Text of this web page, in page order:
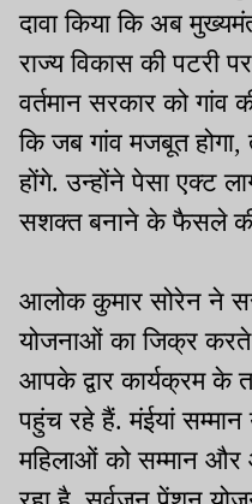
दावा किया कि अब
राज्य विकास की पटरी
वर्तमान सरकार को गांव
कि जब गांव मजबूत
होंगे. उन्होंने पेसा एक्ट
सशक्त बनाने के फैसले की
आलोक कुमार सोरेन ने
योजनाओं का जिक्र
आपके द्वार कार्यक्रम के
पहुंच रहे हैं. मंईयां
महिलाओं को सम्मान और